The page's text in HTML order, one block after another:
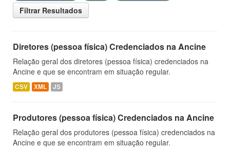
Filtrar Resultados
Diretores (pessoa física) Credenciados na Ancine
Relação geral dos diretores (pessoa física) credenciados na
Ancine e que se encontram em situação regular.
CSV XML JS
Produtores (pessoa física) Credenciados na Ancine
Relação geral dos produtores (pessoa física) credenciados na
Ancine e que se encontram em situação regular.